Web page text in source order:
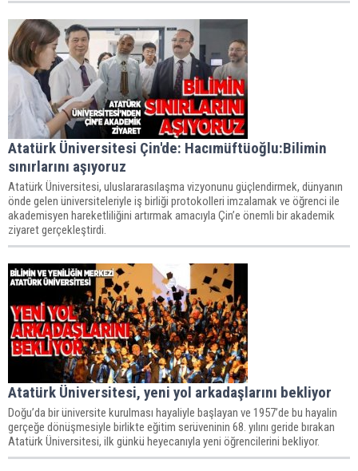
Atatürk Üniversitesi Çin'de: Hacımüftüoğlu:Bilimin
sınırlarını aşıyoruz
Atatürk Üniversitesi, uluslararasılaşma vizyonunu güçlendirmek, dünyanın
önde gelen üniversiteleriyle iş birliği protokolleri imzalamak ve öğrenci ile
akademisyen hareketliliğini artırmak amacıyla Çin’e önemli bir akademik
ziyaret gerçekleştirdi.
Atatürk Üniversitesi, yeni yol arkadaşlarını bekliyor
Doğu’da bir üniversite kurulması hayaliyle başlayan ve 1957’de bu hayalin
gerçeğe dönüşmesiyle birlikte eğitim serüveninin 68. yılını geride bırakan
Atatürk Üniversitesi, ilk günkü heyecanıyla yeni öğrencilerini bekliyor.